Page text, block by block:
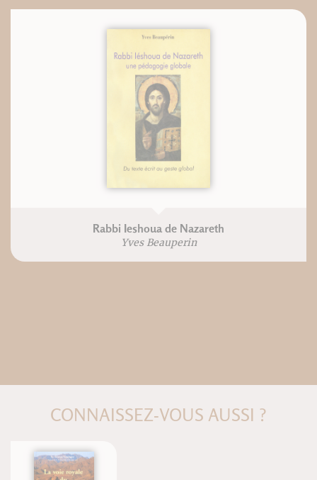
Rabbi Ieshoua de Nazareth
Yves Beauperin
CONNAISSEZ-VOUS AUSSI ?